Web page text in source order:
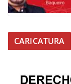
CARICATURA